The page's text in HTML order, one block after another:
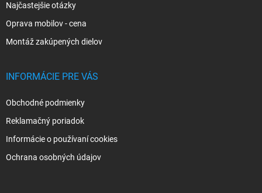
Najčastejšie otázky
Oprava mobilov - cena
Montáž zakúpených dielov
INFORMÁCIE PRE VÁS
Obchodné podmienky
Reklamačný poriadok
Informácie o používaní cookies
Ochrana osobných údajov